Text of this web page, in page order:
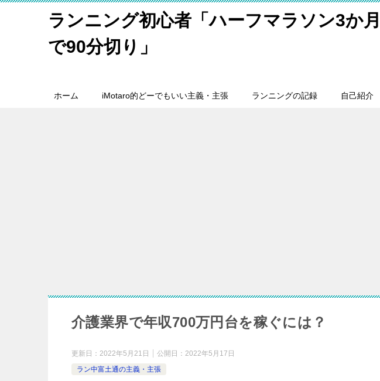
ランニング初心者「ハーフマラソン3か月
で90分切り」
ホーム iMotaro的どーでもいい主義・主張 ランニングの記録 自己紹介
介護業界で年収700万円台を稼ぐには？
更新日： 2022年5月21日 公開日： 2022年5月17日
ラン中富土通の主義・主張